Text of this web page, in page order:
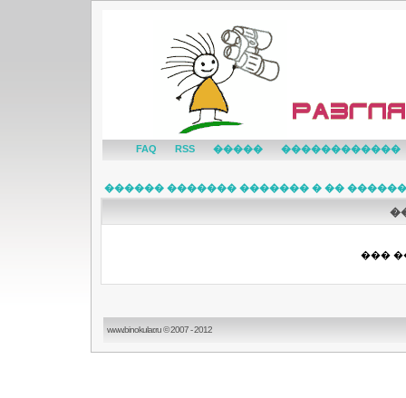
FAQ RSS ����� ������������
������ ������� ������� � ��
���
www.binokular.ru © 2007 - 2012